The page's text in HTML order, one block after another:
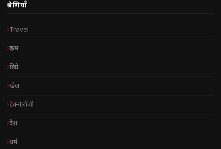
श्रेणियाँ
Travel
क्राइम
क्रिप्टो
खेल
टेक्नोलॉजी
देश
धर्म